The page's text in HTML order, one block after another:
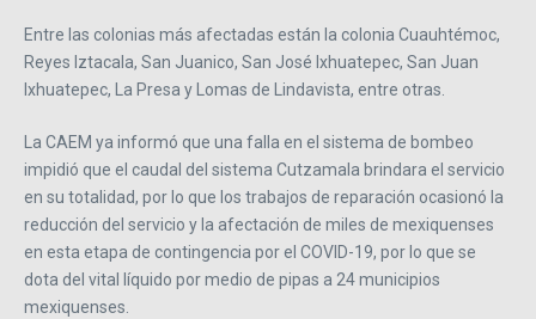
Entre las colonias más afectadas están la colonia Cuauhtémoc,
Reyes Iztacala, San Juanico, San José Ixhuatepec, San Juan
Ixhuatepec, La Presa y Lomas de Lindavista, entre otras.
La CAEM ya informó que una falla en el sistema de bombeo
impidió que el caudal del sistema Cutzamala brindara el servicio
en su totalidad, por lo que los trabajos de reparación ocasionó la
reducción del servicio y la afectación de miles de mexiquenses
en esta etapa de contingencia por el COVID-19, por lo que se
dota del vital líquido por medio de pipas a 24 municipios
mexiquenses.